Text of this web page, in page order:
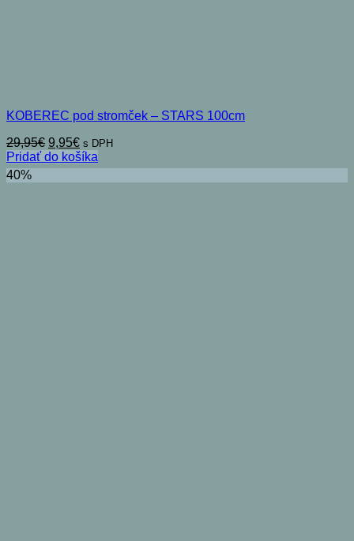
KOBEREC pod stromček – STARS 100cm
29,95€ Pôvodná
cena
bola:
29,95€.
9,95€Aktuálna
cena
je:
9,95€.
s DPH
Pridať do košíka
40%